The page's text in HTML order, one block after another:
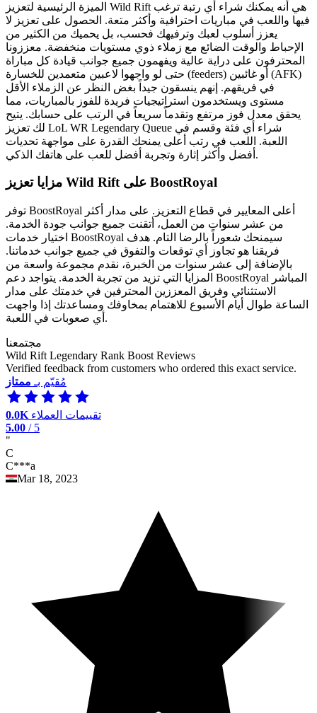
الميزة الرئيسية لتعزيز Wild Rift هي أنه يمكنك شراء أي رتبة ترغب
فيها واللعب في مباريات احترافية وأكثر متعة. الحصول على تعزيز لا
يعزز أسلوب لعبك وترفيهك فحسب، بل يحميك من الكثير من
الإحباط والوقت الضائع مع زملاء ذوي مستويات منخفضة. معززونا
المحترفون على دراية عالية ويفهمون جميع جوانب قيادة كل مباراة
حتى لو واجهوا لاعبين متعمدين للخسارة (feeders) أو غائبين (AFK)
في فريقهم. إنهم ينسقون جيداً بغض النظر عن الزملاء الأقل
مستوى ويستخدمون استراتيجيات فريدة للفوز بالمباريات، مما
يحقق معدل فوز مرتفع وتقدماً سريعاً في الرتب على حسابك. يتيح
لك تعزيز LoL WR Legendary Queue شراء أي فئة وقسم في
اللعبة. اللعب في رتب أعلى يمنحك القدرة على مواجهة تحديات
أفضل وأكثر إثارة وتجربة أفضل للعب على هاتفك الذكي.
مزايا تعزيز Wild Rift على BoostRoyal
توفر BoostRoyal أعلى المعايير في قطاع التعزيز. على مدار أكثر
من عشر سنوات من العمل، أتقنت جميع جوانب جودة الخدمة.
اختيار خدمات BoostRoyal سيمنحك شعوراً بالرضا التام. هدف
فريقنا هو تجاوز أي توقعات والتفوق في جميع جوانب خدماتنا.
بالإضافة إلى عشر سنوات من الخبرة، نقدم مجموعة واسعة من
المزايا التي تزيد من تجربة الخدمة. يتواجد دعم BoostRoyal المباشر
الاستثنائي وفريق المعززين المحترفين في خدمتك على مدار
الساعة طوال أيام الأسبوع للاهتمام بمخاوفك ومساعدتك إذا واجهت
أي صعوبات في اللعبة.
مجتمعنا
Wild Rift Legendary Rank Boost Reviews
Verified feedback from customers who ordered this exact service.
مُقيّم بـ ممتاز
0.0K تقييمات العملاء
5.00 / 5
"
C
C***a
Mar 18, 2023